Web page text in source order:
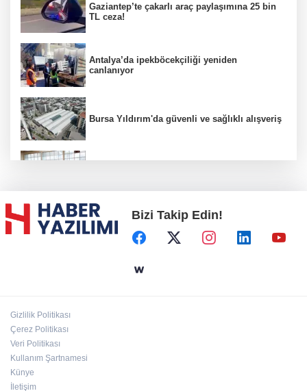
Gaziantep’te çakarlı araç paylaşımına 25 bin
TL ceza!
Antalya’da ipekböcekçiliği yeniden
canlanıyor
Bursa Yıldırım'da güvenli ve sağlıklı alışveriş
Başkent'in göletlerinde temizlik ve bakım
sürüyor
Bizi Takip Edin!
Gizlilik Politikası
Çerez Politikası
Veri Politikası
Kullanım Şartnamesi
Künye
İletişim